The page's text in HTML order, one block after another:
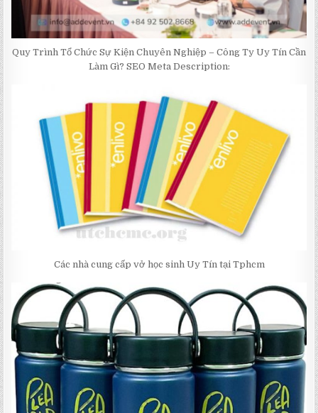
Quy Trình Tổ Chức Sự Kiện Chuyên Nghiệp – Công Ty Uy Tín Cần
Làm Gì? SEO Meta Description:
Các nhà cung cấp vở học sinh Uy Tín tại Tphcm